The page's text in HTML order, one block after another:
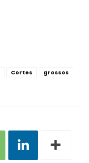
Cortes
grossos